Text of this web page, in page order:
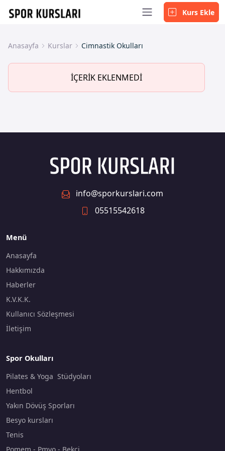
Kurs Ekle
Anasayfa Kurslar Cimnastik Okulları
İÇERİK EKLENMEDİ
info@sporkurslari.com
05515542618
Menü
Anasayfa
Hakkımızda
Haberler
K.V.K.K.
Kullanıcı Sözleşmesi
İletişim
Spor Okulları
Pilates & Yoga Stüdyoları
Hentbol
Yakın Dövüş Sporları
Besyo kursları
Tenis